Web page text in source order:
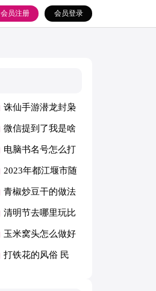
会员登录
会员注册
诛仙手游潜龙封枭
怎么打（诛仙手游
潜龙封枭怎么打
的）
微信提到了我是啥
意思 发微信提到
我是什么意思
电脑书名号怎么打
（电脑书名号怎么
打出来?）
2023年都江堰市随
迁子女入学政策解
读 2021年都江堰
幼升小政策
青椒炒豆干的做法
青椒炒豆干的做法
窍门
清明节去哪里玩比
较好 清明节去哪
里玩比较好西安
玉米窝头怎么做好
吃 玉米窝头怎么
打铁花的风俗 民